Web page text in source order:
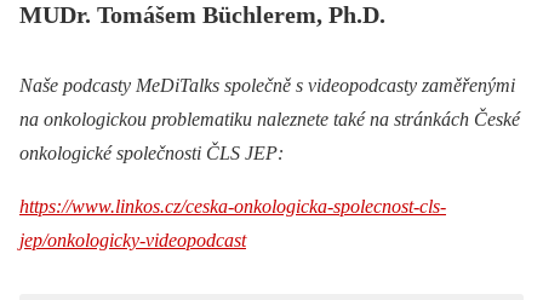
MUDr. Tomášem Büchlerem, Ph.D.
Naše podcasty MeDiTalks společně s videopodcasty zaměřenými
na onkologickou problematiku naleznete také na stránkách České
onkologické společnosti ČLS JEP:
https://www.linkos.cz/ceska-onkologicka-spolecnost-cls-
jep/onkologicky-videopodcast